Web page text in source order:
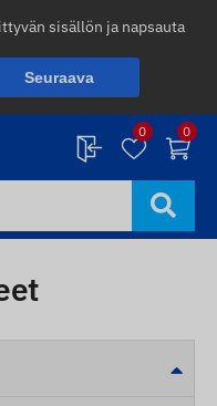
sisällön ja napsauta
Seuraava
0 0